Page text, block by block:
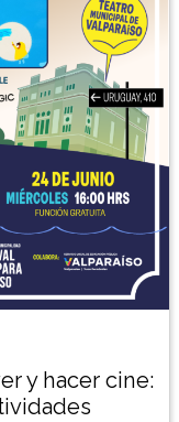
y hacer cine: